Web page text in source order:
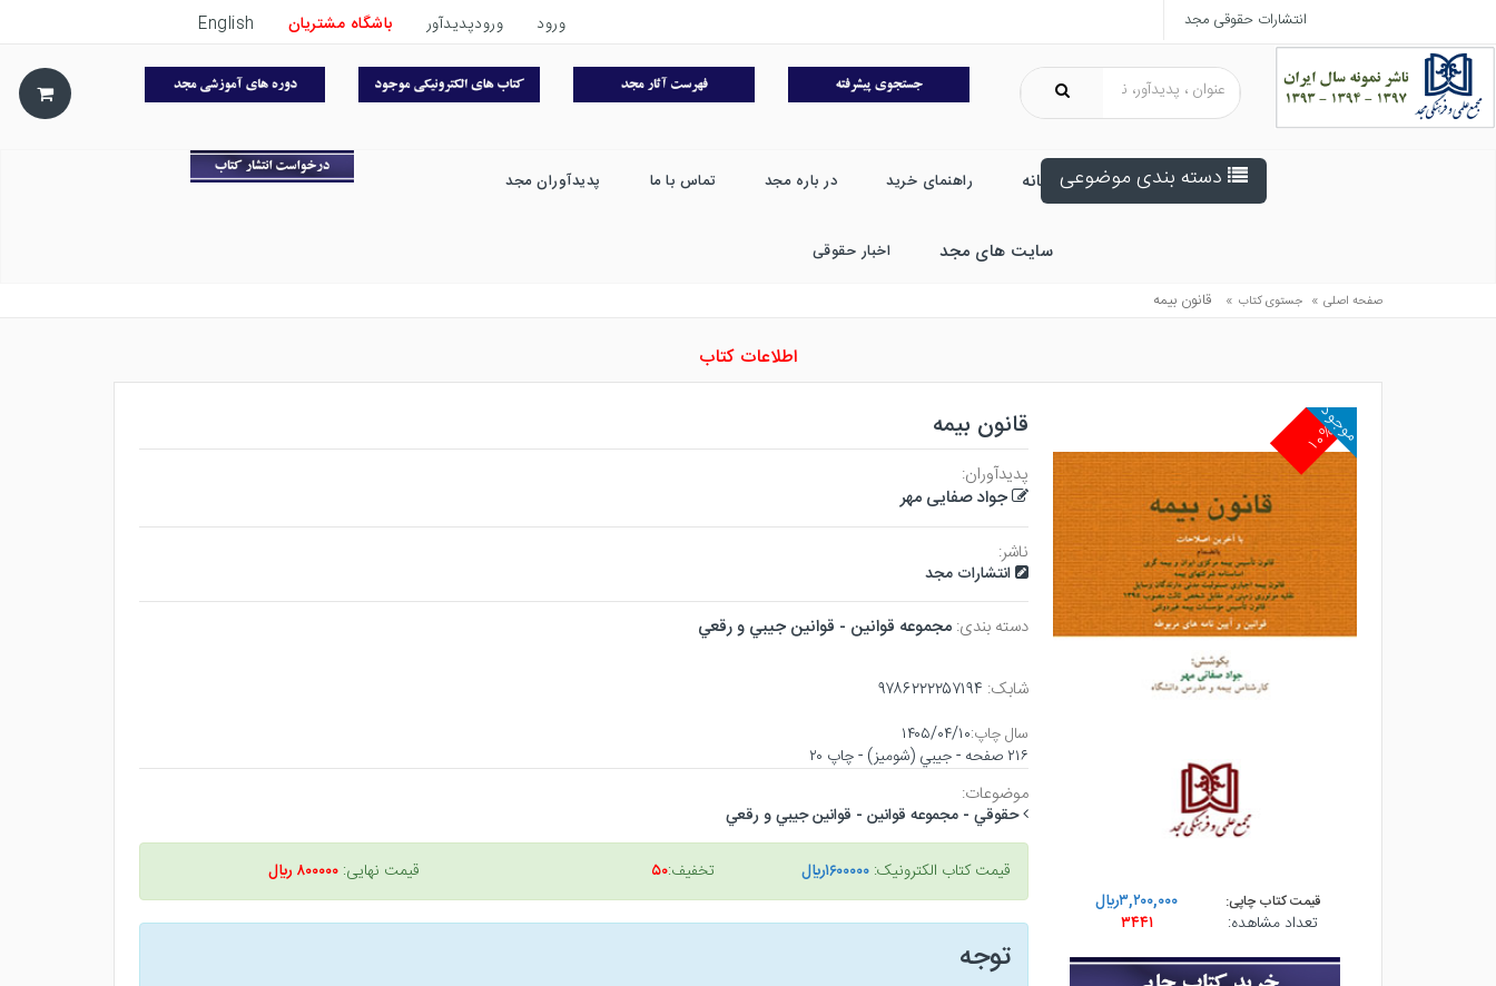
انتشارات حقوقی مجد ورود ورودپدیدآور باشگاه مشتریان English
دسته بندی موضوعی خانه راهنمای خرید در باره مجد تماس با ما پدیدآوران مجد
سایت های مجد اخبار حقوقی
صفحه اصلی » جستوی کتاب » قانون بيمه
اطلاعات کتاب
۱۰%
موجود
قیمت کتاب چاپی:
۳,۲۰۰,۰۰۰ريال
تعداد مشاهده:
۳۴۴۱
قانون بیمه
پدیدآوران:
جواد صفایی مهر
ناشر:
انتشارات مجد
دسته بندی:مجموعه قوانين - قوانين جيبي و رقعي
شابک: ۹۷۸۶۲۲۲۲۵۷۱۹۴
سال چاپ:۱۴۰۵/۰۴/۱۰
۲۱۶ صفحه - جيبي (شوميز) - چاپ ۲۰
موضوعات:
حقوقي - مجموعه قوانين - قوانين جيبي و رقعي
قیمت کتاب الکترونیک:۱۶۰۰۰۰۰ريال تخفیف:۵۰ قیمت نهایی:۸۰۰۰۰۰ ريال
توجه